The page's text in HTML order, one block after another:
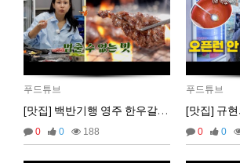
푸드튜브
[맛집] 백반기행 영주 한우갈빗살
0 0 188
푸드튜브
[맛집] 규
0 0
비회원8e48be417jjo2ju090lv65fnf5 와 카레 마시따!
마스터욱
카레 존마탱구리징 헤헤
2026년 05월 21일 목요일
비회원9tru8ld4qjt3dvl7a9mj7gn808
2026년 06월 29일 월요일
비회원cv1rccvcel78c8euddvjfsl49j ㅣ